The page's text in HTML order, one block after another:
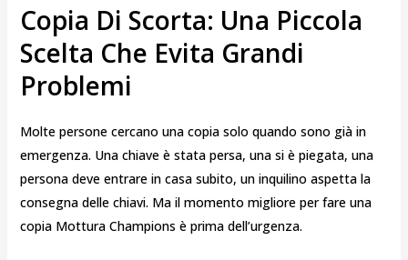
Copia Di Scorta: Una Piccola
Scelta Che Evita Grandi
Problemi
Molte persone cercano una copia solo quando sono già in
emergenza. Una chiave è stata persa, una si è piegata, una
persona deve entrare in casa subito, un inquilino aspetta la
consegna delle chiavi. Ma il momento migliore per fare una
copia Mottura Champions è prima dell’urgenza.